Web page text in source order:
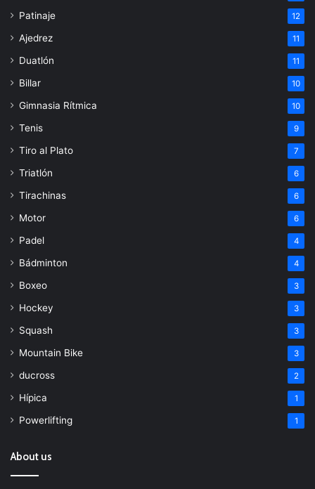
Patinaje 12
Ajedrez 11
Duatlón 11
Billar 10
Gimnasia Rítmica 10
Tenis 9
Tiro al Plato 7
Triatlón 6
Tirachinas 6
Motor 6
Padel 4
Bádminton 4
Boxeo 3
Hockey 3
Squash 3
Mountain Bike 3
ducross 2
Hípica 1
Powerlifting 1
About us